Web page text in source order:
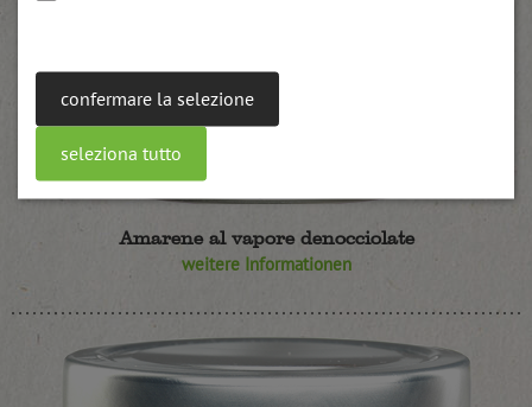
confermare la selezione
seleziona tutto
Amarene al vapore denocciolate
weitere Informationen